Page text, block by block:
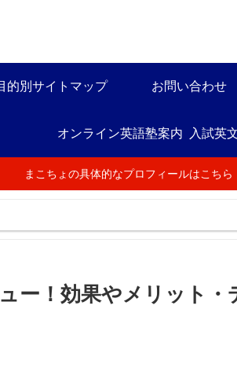
的別サイトマップ お問い合わせ
オンライン英語塾案内 入試英
まこちょの具体的なプロフィールはこちら
ー！効果やメリット・